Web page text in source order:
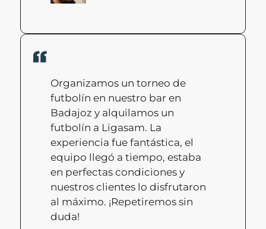
Organizamos un torneo de
futbolín en nuestro bar en
Badajoz y alquilamos un
futbolín a Ligasam. La
experiencia fue fantástica, el
equipo llegó a tiempo, estaba
en perfectas condiciones y
nuestros clientes lo disfrutaron
al máximo. ¡Repetiremos sin
duda!